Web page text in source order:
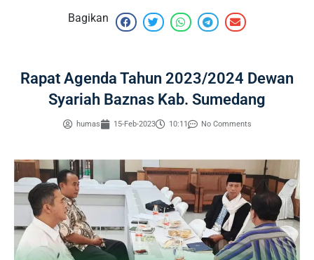
Bagikan
Rapat Agenda Tahun 2023/2024 Dewan
Syariah Baznas Kab. Sumedang
humas 15-Feb-2023 10:11 No Comments